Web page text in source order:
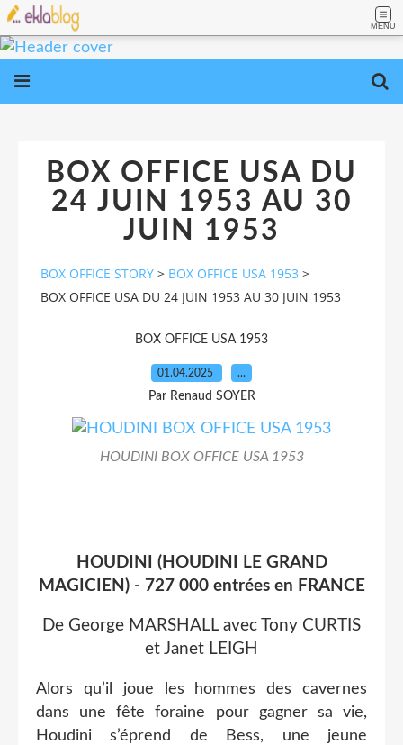
MENU
BOX OFFICE USA DU
24 JUIN 1953 AU 30
JUIN 1953
BOX OFFICE STORY > BOX OFFICE USA 1953 >
BOX OFFICE USA DU 24 JUIN 1953 AU 30 JUIN 1953
BOX OFFICE USA 1953
01.04.2025 …
Par Renaud SOYER
HOUDINI BOX OFFICE USA 1953
HOUDINI (HOUDINI LE GRAND
MAGICIEN) - 727 000 entrées en FRANCE
De George MARSHALL avec Tony CURTIS
et Janet LEIGH
Alors qu’il joue les hommes des cavernes
dans une fête foraine pour gagner sa vie,
Houdini s’éprend de Bess, une jeune